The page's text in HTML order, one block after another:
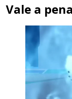
Vale a